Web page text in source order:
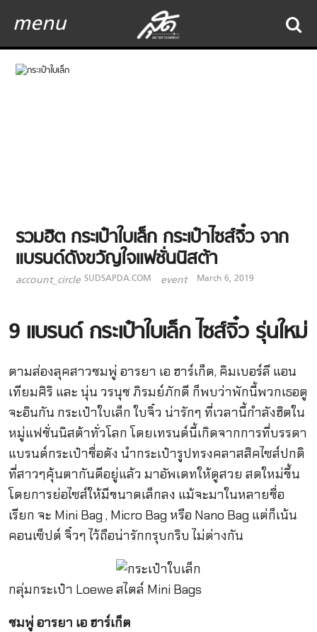
menu
รวมฮิต กระเป๋าใบเล็ก กระเป๋าไซส์จิ๋ว จาก
แบรนด์ดังขวัญใจแฟชั่นนิสต้า
account_circle SUDSAPDA.COM event March 6, 2019
9 แบรนด์ กระเป๋าใบเล็ก ไซส์จิ๋ว รุ่นใหม่
ตามส่องลุคสาวชมพู่ อารยา เอ ฮาร์เก็ต, คิมเบอร์ลี แอน
เทียมศิริ และ นุ่น วรนุช ภิรมย์ภักดี ก็พบว่าพักนี้พวกเธอดู
จะอินกัน กระเป๋าใบเล็ก ใบจิ๋ว น่ารักๆ ที่เวลานี้กำลังฮิตใน
หมู่แฟชั่นนิสต้าทั่วโลก โดยเทรนด์นี้เกิดจากการที่บรรดา
แบรนด์กระเป๋าชื่อดัง นำกระเป๋ารูปทรงคลาสสิคไซส์ปกติ
ที่สาวๆคุ้นตากันดีอยู่แล้ว มาอัพเดทให้ดูสวย สดใหม่ขึ้น
โดยการย่อไซส์ให้มีขนาดเล็กลง แม้จะมาในหลายชื่อ
เรียก จะ Mini Bag , Micro Bag หรือ Nano Bag แต่ก็เน้น
คอนเซ็ปต์ จิ๋วๆ ไว้ถือน่ารักกรุบกริบ ไม่ต่างกัน
กลุ่มกระเป๋า Loewe สไตล์ Mini Bags
ชมพู่ อารยา เอ ฮาร์เก็ต